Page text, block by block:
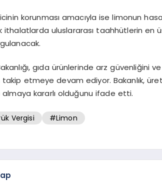
korunması amacıyla ise limonun
ithalatlarda uluslararası taahhütlerin en
gıda ürünlerinde arz güvenliğini
takip etmeye devam ediyor. Bakanlık,
kararlı olduğunu ifade etti.
Vergisi #Limon